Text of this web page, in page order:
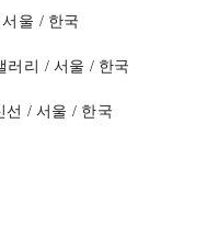
서울 / 한국
러리 / 서울 / 한국
선 / 서울/ 한국